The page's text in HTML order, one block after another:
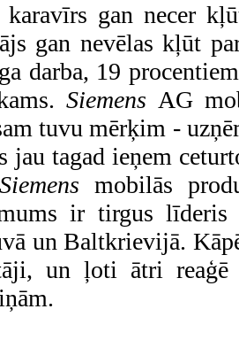
karavīrs gan necer
gan nevēlas kļūt
darba, 19
Siemens AG
tuvu mērķim -
jau tagad ieņem
Siemensmobilās
ir tirgus līderis
un Baltkrievijā.
un ļoti ātri reaģē